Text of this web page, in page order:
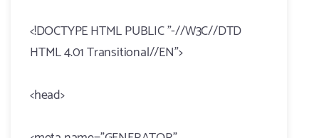
<!DOCTYPE HTML PUBLIC "-//W3C//DTD
HTML 4.01 Transitional//EN">
<head>